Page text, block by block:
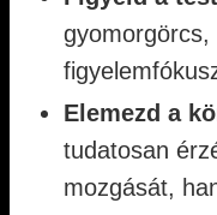
gyomorgörcs,
Elemezd a
tudatosan
mozgását,